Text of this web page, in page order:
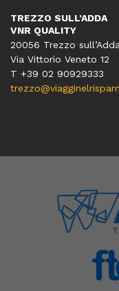
TREZZO SULL’ADDA
VNR QUALITY
20056 Trezzo
Via Vittorio Veneto 12
T +39 02 90929333